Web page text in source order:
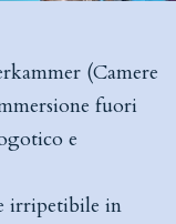
(Camere
fuori
e
irripetibile in